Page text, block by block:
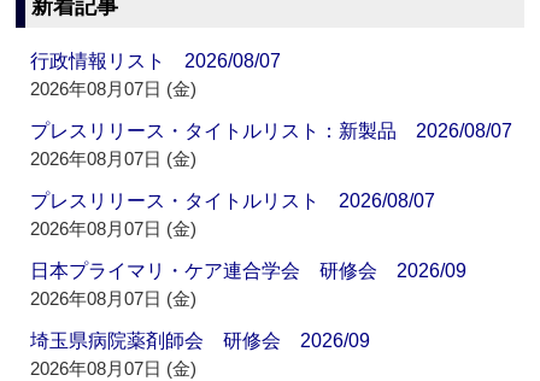
新着記事
行政情報リスト 2026/08/07
2026年08月07日 (金)
プレスリリース・タイトルリスト：新製品 2026/08/07
2026年08月07日 (金)
プレスリリース・タイトルリスト 2026/08/07
2026年08月07日 (金)
日本プライマリ・ケア連合学会 研修会 2026/09
2026年08月07日 (金)
埼玉県病院薬剤師会 研修会 2026/09
2026年08月07日 (金)